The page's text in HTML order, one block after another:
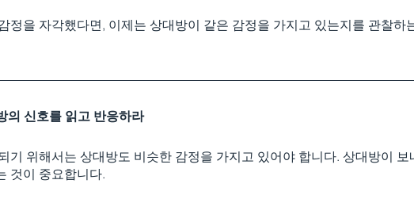
정을 자각했다면, 이제는 상대방이 같은 감정을 가지고 있는지를 관찰하
의 신호를 읽고 반응하라
기 위해서는 상대방도 비슷한 감정을 가지고 있어야 합니다. 상대방이 보
것이 중요합니다.